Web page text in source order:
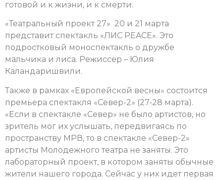
готовой и к жизни, и к смерти.
«Театральный проект 27» 20 и 21 марта
представит спектакль «ЛИС PEACE». Это
подростковый моноспектакль о дружбе
мальчика и лиса. Режиссер – Юлия
Каландаришвили.
Также в рамках «Европейской весны» состоится
премьера спектакля «Север-2» (27-28 марта).
«Если в спектакле «Север» не было артистов, но
зритель мог их услышать, передвигаясь по
пространству МРВ, то в спектакле «Север-2»
артисты Молодежного театра не заняты. Это
лабораторный проект, в котором заняты обычные
жители нашего города. Сейчас у них идет первая